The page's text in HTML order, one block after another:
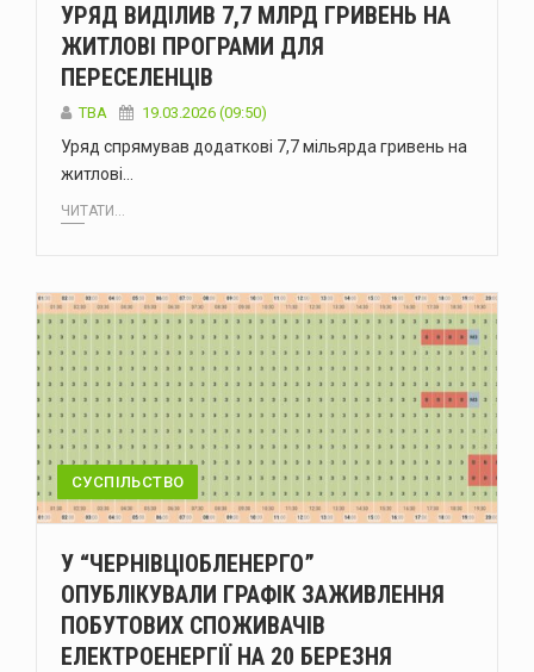
У Чернівцях через аварію на Південно-Кільцевій майже на добу відключать воду у низці будинків
УРЯД ВИДІЛИВ 7,7 МЛРД ГРИВЕНЬ НА
ЖИТЛОВІ ПРОГРАМИ ДЛЯ
ПЕРЕСЕЛЕНЦІВ
ТВА 19.03.2026 (09:50)
Уряд спрямував додаткові 7,7 мільярда гривень на
житлові…
ЧИТАТИ...
СУСПІЛЬСТВО
У “ЧЕРНІВЦІОБЛЕНЕРГО”
ОПУБЛІКУВАЛИ ГРАФІК ЗАЖИВЛЕННЯ
ПОБУТОВИХ СПОЖИВАЧІВ
ЕЛЕКТРОЕНЕРГІЇ НА 20 БЕРЕЗНЯ